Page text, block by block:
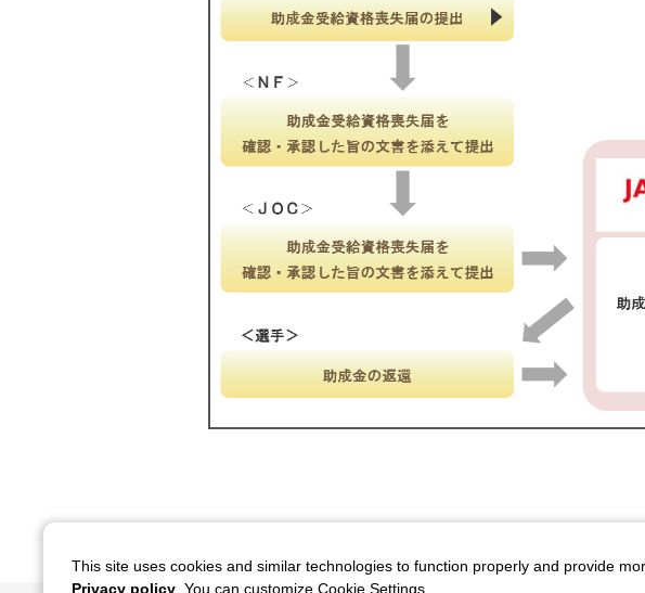
This site uses cookies and similar technologies to function properly and provide
Privacy policy . You can customize Cookie Settings.